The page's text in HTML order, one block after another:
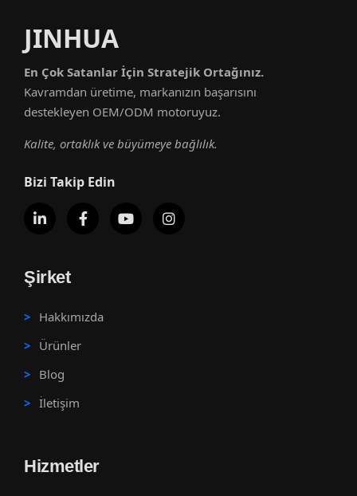
JINHUA
En Çok Satanlar İçin Stratejik Ortağınız.
Kavramdan üretime, markanızın başarısını
destekleyen OEM/ODM motoruyuz.
Kalite, ortaklık ve büyümeye bağlılık.
Bizi Takip Edin
Şirket
Hakkımızda
Ürünler
Blog
İletişim
Hizmetler